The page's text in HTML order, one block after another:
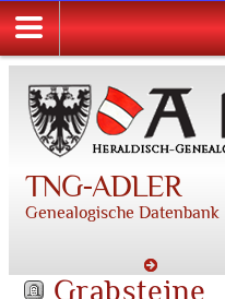
TNG-ADLER
Genealogische Datenbank
Grabsteine